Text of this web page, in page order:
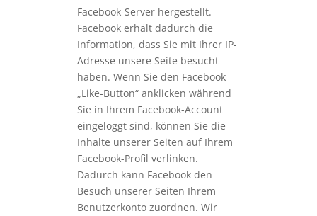
Facebook-Server hergestellt.
Facebook erhält dadurch die
Information, dass Sie mit Ihrer IP-
Adresse unsere Seite besucht
haben. Wenn Sie den Facebook
„Like-Button“ anklicken während
Sie in Ihrem Facebook-Account
eingeloggt sind, können Sie die
Inhalte unserer Seiten auf Ihrem
Facebook-Profil verlinken.
Dadurch kann Facebook den
Besuch unserer Seiten Ihrem
Benutzerkonto zuordnen. Wir